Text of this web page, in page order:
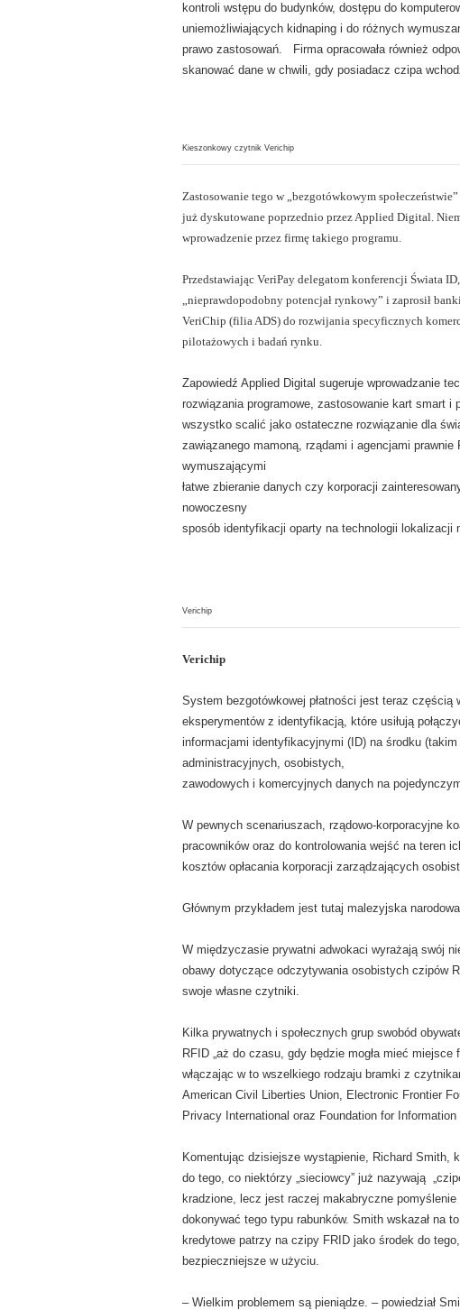
kontroli wstępu do budynków, dostępu do
uniemożliwiających kidnaping i do różnych
prawo zastosowań. Firma opracowała również
skanować dane w chwili, gdy posiadacz czipa
Kieszonkowy czytnik Verichip
Zastosowanie tego w „bezgotówkowym
już dyskutowane poprzednio przez Applied Digital.
wprowadzenie przez firmę takiego programu.
Przedstawiając VeriPay delegatom konferencji Świata
„nieprawdopodobny potencjał rynkowy” i zaprosił
VeriChip (filia ADS) do rozwijania specyficznych
pilotażowych i badań rynku.
Zapowiedź Applied Digital sugeruje wprowadzanie
rozwiązania programowe, zastosowanie kart smart
wszystko scalić jako ostateczne rozwiązanie dla
zawiązanego mamoną, rządami i agencjami
wymuszającymi
łatwe zbieranie danych czy korporacji
nowoczesny
sposób identyfikacji oparty na technologii lokalizacji
Verichip
Verichip
System bezgotówkowej płatności jest teraz
eksperymentów z identyfikacją, które usiłują
informacjami identyfikacyjnymi (ID) na środku
administracyjnych, osobistych,
zawodowych i komercyjnych danych na
W pewnych scenariuszach, rządowo-korporacyjne
pracowników oraz do kontrolowania wejść na teren
kosztów opłacania korporacji zarządzających
Głównym przykładem jest tutaj malezyjska
W międzyczasie prywatni adwokaci wyrażają swój
obawy dotyczące odczytywania osobistych czipów
swoje własne czytniki.
Kilka prywatnych i społecznych grup swobód
RFID „aż do czasu, gdy będzie mogła mieć
włączając w to wszelkiego rodzaju bramki z
American Civil Liberties Union, Electronic Frontier
Privacy International oraz Foundation for
Komentując dzisiejsze wystąpienie, Richard Smith,
do tego, co niektórzy „sieciowcy” już nazywają
kradzione, lecz jest raczej makabryczne
dokonywać tego typu rabunków. Smith wskazał na
kredytowe patrzy na czipy FRID jako środek do
bezpieczniejsze w użyciu.
– Wielkim problemem są pieniądze. – powiedział